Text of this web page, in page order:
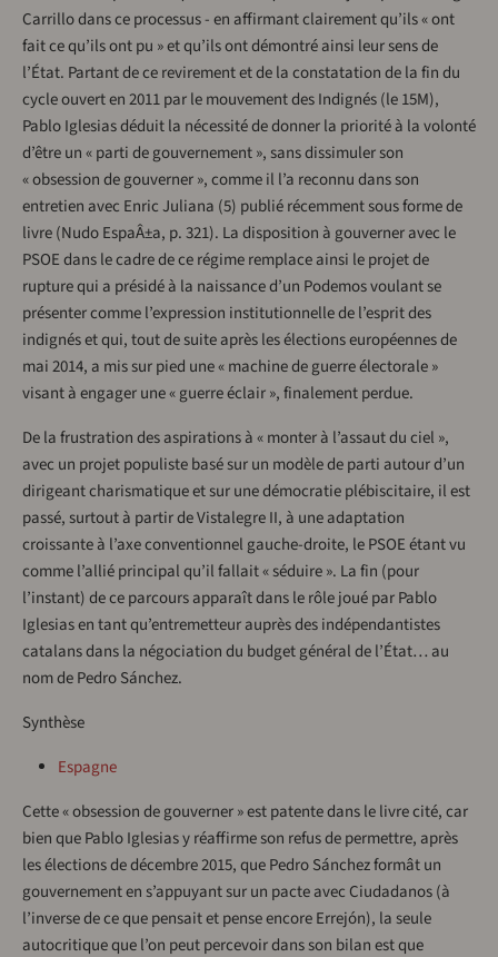
Carrillo dans ce processus - en affirmant clairement qu’ils « ont
fait ce qu’ils ont pu » et qu’ils ont démontré ainsi leur sens de
l’État. Partant de ce revirement et de la constatation de la fin du
cycle ouvert en 2011 par le mouvement des Indignés (le 15M),
Pablo Iglesias déduit la nécessité de donner la priorité à la volonté
d’être un « parti de gouvernement », sans dissimuler son
« obsession de gouverner », comme il l’a reconnu dans son
entretien avec Enric Juliana (5) publié récemment sous forme de
livre (Nudo EspaÂ±a, p. 321). La disposition à gouverner avec le
PSOE dans le cadre de ce régime remplace ainsi le projet de
rupture qui a présidé à la naissance d’un Podemos voulant se
présenter comme l’expression institutionnelle de l’esprit des
indignés et qui, tout de suite après les élections européennes de
mai 2014, a mis sur pied une « machine de guerre électorale »
visant à engager une « guerre éclair », finalement perdue.
De la frustration des aspirations à « monter à l’assaut du ciel »,
avec un projet populiste basé sur un modèle de parti autour d’un
dirigeant charismatique et sur une démocratie plébiscitaire, il est
passé, surtout à partir de Vistalegre II, à une adaptation
croissante à l’axe conventionnel gauche-droite, le PSOE étant vu
comme l’allié principal qu’il fallait « séduire ». La fin (pour
l’instant) de ce parcours apparaît dans le rôle joué par Pablo
Iglesias en tant qu’entremetteur auprès des indépendantistes
catalans dans la négociation du budget général de l’État… au
nom de Pedro Sánchez.
Synthèse
Espagne
Cette « obsession de gouverner » est patente dans le livre cité, car
bien que Pablo Iglesias y réaffirme son refus de permettre, après
les élections de décembre 2015, que Pedro Sánchez formât un
gouvernement en s’appuyant sur un pacte avec Ciudadanos (à
l’inverse de ce que pensait et pense encore Errejón), la seule
autocritique que l’on peut percevoir dans son bilan est que